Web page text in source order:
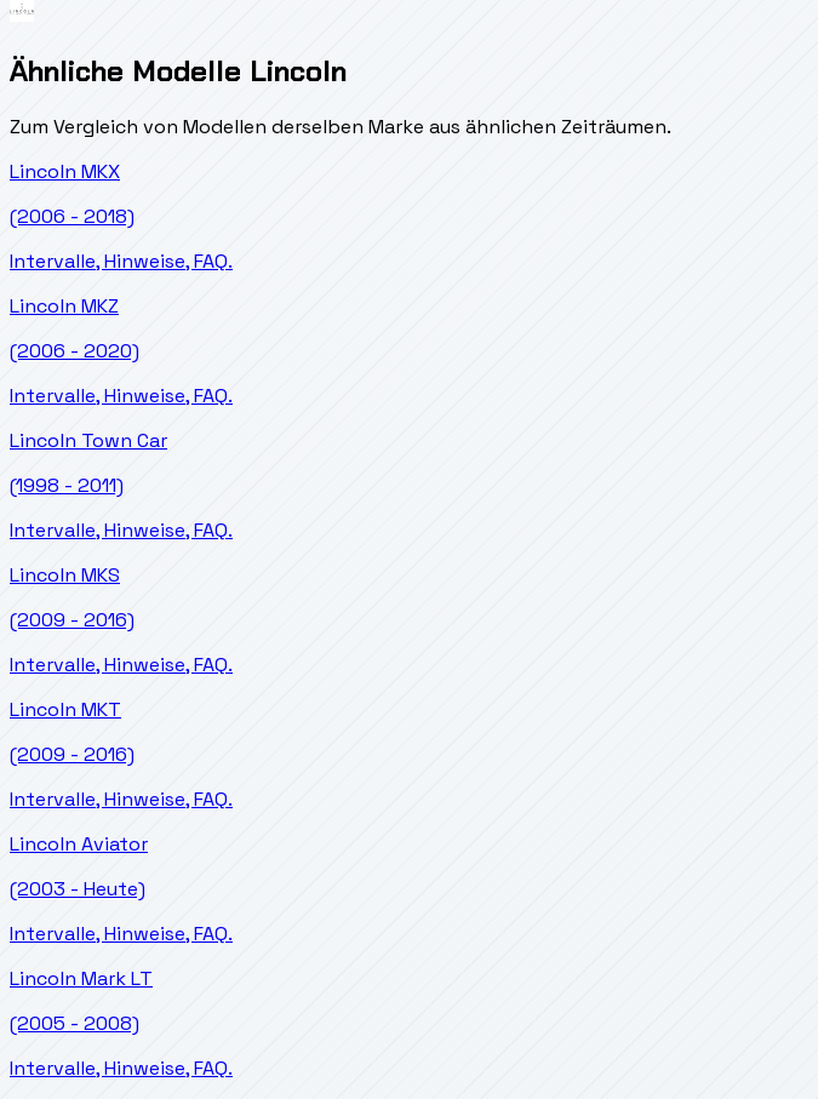
Ähnliche Modelle Lincoln
Zum Vergleich von Modellen derselben Marke aus ähnlichen Zeiträumen.
Lincoln MKX
(2006 - 2018)
Intervalle, Hinweise, FAQ.
Lincoln MKZ
(2006 - 2020)
Intervalle, Hinweise, FAQ.
Lincoln Town Car
(1998 - 2011)
Intervalle, Hinweise, FAQ.
Lincoln MKS
(2009 - 2016)
Intervalle, Hinweise, FAQ.
Lincoln MKT
(2009 - 2016)
Intervalle, Hinweise, FAQ.
Lincoln Aviator
(2003 - Heute)
Intervalle, Hinweise, FAQ.
Lincoln Mark LT
(2005 - 2008)
Intervalle, Hinweise, FAQ.